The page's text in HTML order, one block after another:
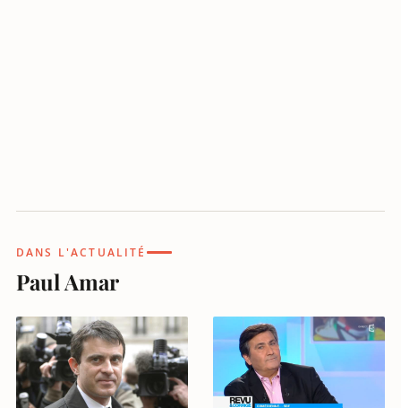
DANS L'ACTUALITÉ
Paul Amar